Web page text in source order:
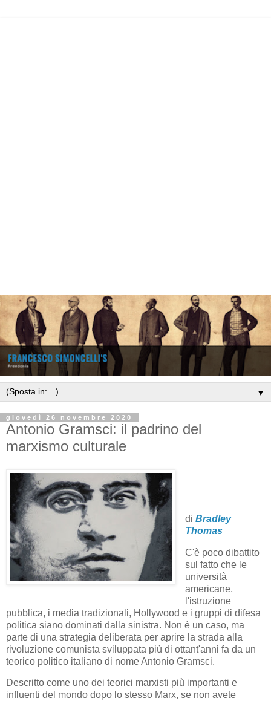
▼
giovedì 26 novembre 2020
Antonio Gramsci: il padrino del
marxismo culturale
di Bradley
Thomas
C'è poco dibattito
sul fatto che le
università
americane,
l'istruzione
pubblica, i media tradizionali, Hollywood e i gruppi di difesa
politica siano dominati dalla sinistra. Non è un caso, ma
parte di una strategia deliberata per aprire la strada alla
rivoluzione comunista sviluppata più di ottant'anni fa da un
teorico politico italiano di nome Antonio Gramsci.
Descritto come uno dei teorici marxisti più importanti e
influenti del mondo dopo lo stesso Marx, se non avete